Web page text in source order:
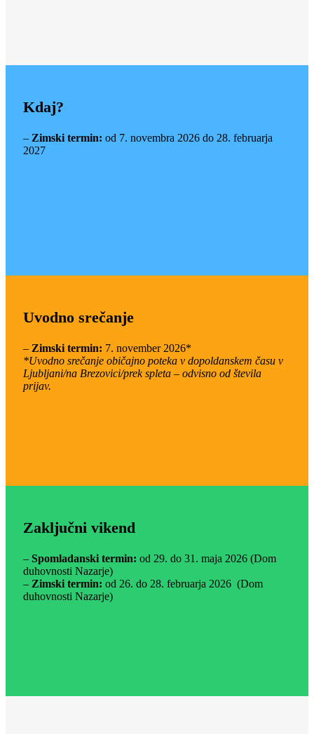
Kdaj?
– Zimski termin: od 7. novembra 2026 do 28. februarja
2027
Uvodno srečanje
– Zimski termin: 7. november 2026*
*Uvodno srečanje običajno poteka v dopoldanskem času v
Ljubljani/na Brezovici/prek spleta – odvisno od števila
prijav.
Zaključni vikend
– Spomladanski termin: od 29. do 31. maja 2026 (Dom
duhovnosti Nazarje)
– Zimski termin: od 26. do 28. februarja 2026 (Dom
duhovnosti Nazarje)